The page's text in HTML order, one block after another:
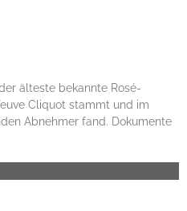
älteste bekannte Rosé-
Cliquot stammt und im
Abnehmer fand. Dokumente